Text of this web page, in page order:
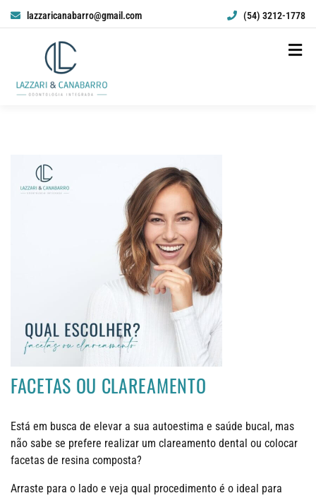
lazzaricanabarro@gmail.com (54) 3212-1778
FACETAS OU CLAREAMENTO
Está em busca de elevar a sua autoestima e saúde bucal, mas
não sabe se prefere realizar um clareamento dental ou colocar
facetas de resina composta?
Arraste para o lado e veja qual procedimento é o ideal para